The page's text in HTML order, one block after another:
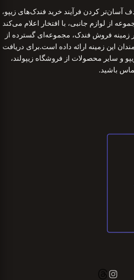
آسان‌تر کردن فرآیند خرید فندک‌های زیپو،
از لوازم جانبی، با افتخار اعلام می‌کند
در زمینه فروش فندک، مجموعه‌ای گسترده از
این زمینه ارائه داده است.برای دریافت
و سایر محصولات از فروشگاه زیپولند،
باشید.